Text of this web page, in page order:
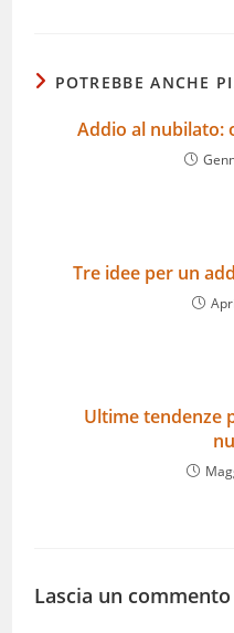
POTREBBE ANCHE
Addio al nubilato:
Tre idee per un
Ultime tendenze
Lascia un commento